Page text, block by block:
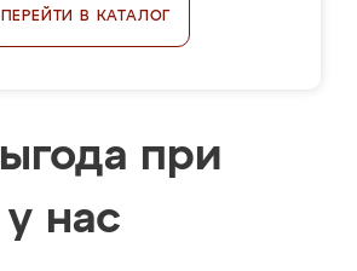
ПЕРЕЙТИ В КАТАЛОГ
при
у нас